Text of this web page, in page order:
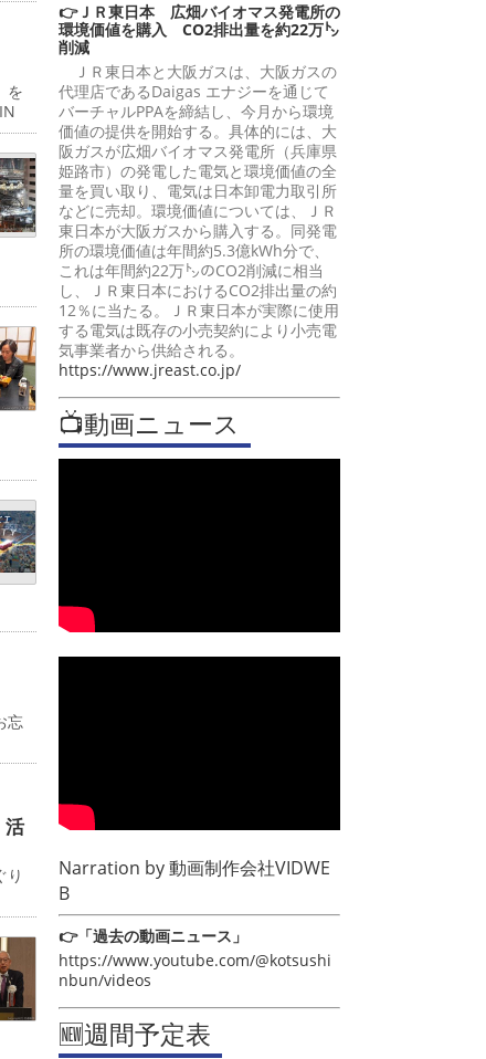
を
忘
り
👉ＪＲ東日本 広畑バイオマス発電所の
環境価値を購入 CO2排出量を約22万㌧
削減
ＪＲ東日本と大阪ガスは、大阪ガスの
代理店であるDaigas エナジーを通じて
バーチャルPPAを締結し、今月から環境
価値の提供を開始する。具体的には、大
阪ガスが広畑バイオマス発電所（兵庫県
姫路市）の発電した電気と環境価値の全
量を買い取り、電気は日本卸電力取引所
などに売却。環境価値については、ＪＲ
東日本が大阪ガスから購入する。同発電
所の環境価値は年間約5.3億kWh分で、
これは年間約22万㌧のCO2削減に相当
し、ＪＲ東日本におけるCO2排出量の約
12％に当たる。ＪＲ東日本が実際に使用
する電気は既存の小売契約により小売電
気事業者から供給される。
https://www.jreast.co.jp/
📺動画ニュース
Narration by動画制作会社VIDWE
B
👉「過去の動画ニュース」
https://www.youtube.com/@kotsushi
nbun/videos
🆕週間予定表